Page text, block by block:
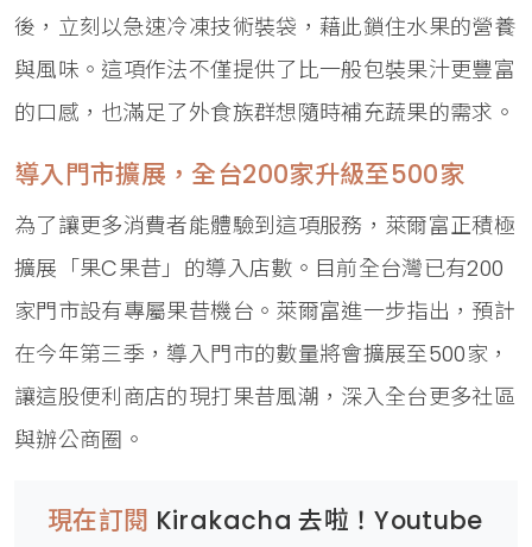
後，立刻以急速冷凍技術裝袋，藉此鎖住水果的營養
與風味。這項作法不僅提供了比一般包裝果汁更豐富
的口感，也滿足了外食族群想隨時補充蔬果的需求。
導入門市擴展，全台200家升級至500家
為了讓更多消費者能體驗到這項服務，萊爾富正積極
擴展「果C果昔」的導入店數。目前全台灣已有200
家門市設有專屬果昔機台。萊爾富進一步指出，預計
在今年第三季，導入門市的數量將會擴展至500家，
讓這股便利商店的現打果昔風潮，深入全台更多社區
與辦公商圈。
現在訂閱 Kirakacha 去啦！Youtube